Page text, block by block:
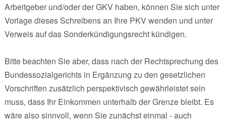
Arbeitgeber und/oder der GKV haben, können Sie sich unter
Vorlage dieses Schreibens an Ihre PKV wenden und unter
Verweis auf das Sonderkündigungsrecht kündigen.
Bitte beachten Sie aber, dass nach der Rechtsprechung des
Bundessozialgerichts in Ergänzung zu den gesetzlichen
Vorschriften zusätzlich perspektivisch gewährleistet sein
muss, dass Ihr Einkommen unterhalb der Grenze bleibt. Es
wäre also sinnvoll, wenn Sie zunächst einmal - auch